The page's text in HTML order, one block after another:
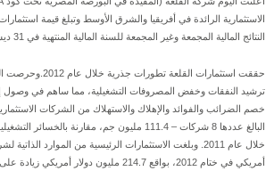
النتائج المالية المجمعة وغير المجمعة للسنة المالية المنتهية في 31 ديسمبر 2012.
حققت استثمارات
ترشيد النفقات وخفض المصروفات التشغيلية، مما ساهم في وصول
خصم الضرائب والفوائد والإهلاك والاستهلاك من الشركات